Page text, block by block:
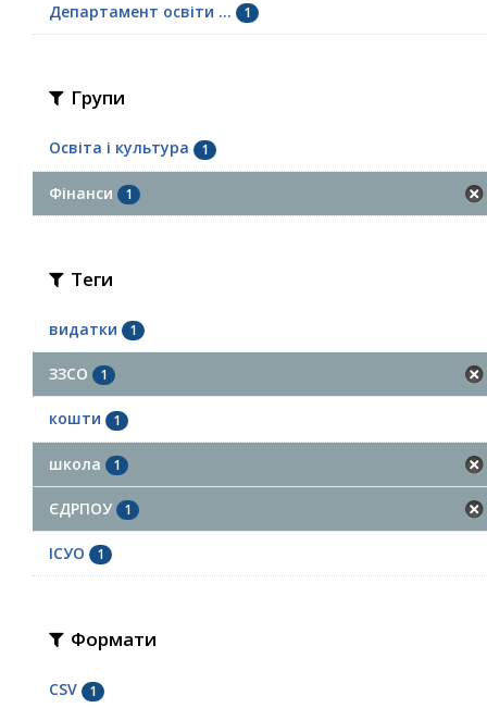
Департамент освіти ... 1
Групи
Освіта і культура 1
Фінанси 1
Теги
видатки 1
ЗЗСО 1
кошти 1
школа 1
ЄДРПОУ 1
ІСУО 1
Формати
CSV 1